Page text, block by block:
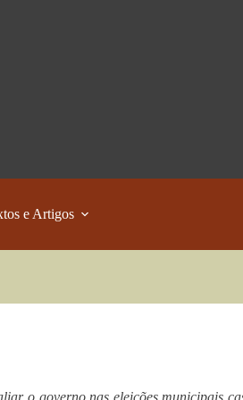
e Artigos
o governo nas eleições municipais